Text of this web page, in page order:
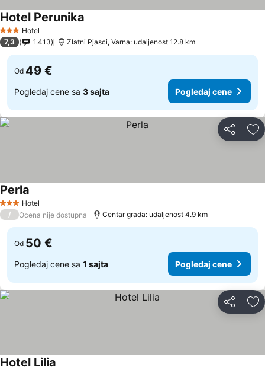
3 Zvezdice
Hotel
Hotel Perunika
7,3 1.413 Zlatni Pjasci, Varna: udaljenost 12.8 km
Od 49 €
Pogledaj cene sa 3 sajta Pogledaj cene
Deli
3 Zvezdice
Hotel
Perla
/ Ocena nije dostupna Centar grada: udaljenost 4.9 km
Od 50 €
Pogledaj cene sa 1 sajta Pogledaj cene
Deli
Hotel Lilia